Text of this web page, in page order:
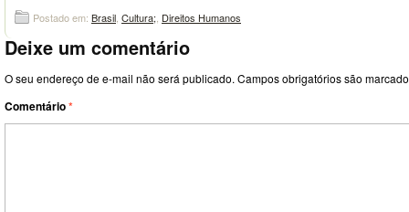
Postado em: Brasil Cultura; Direitos Humanos
Deixe um comentário
O seu endereço de e-mail não será publicado. Campos obrigatórios são
Comentário*